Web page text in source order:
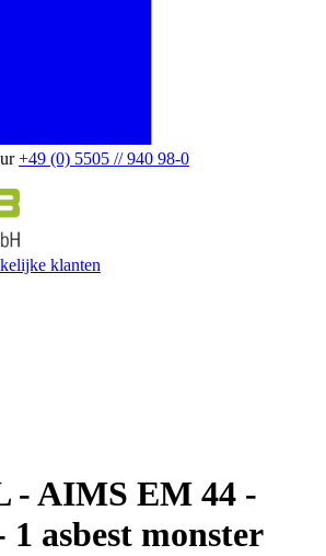
+49 (0) 5505 // 940 98-0
klanten
- AIMS EM 44 -
1 asbest monster